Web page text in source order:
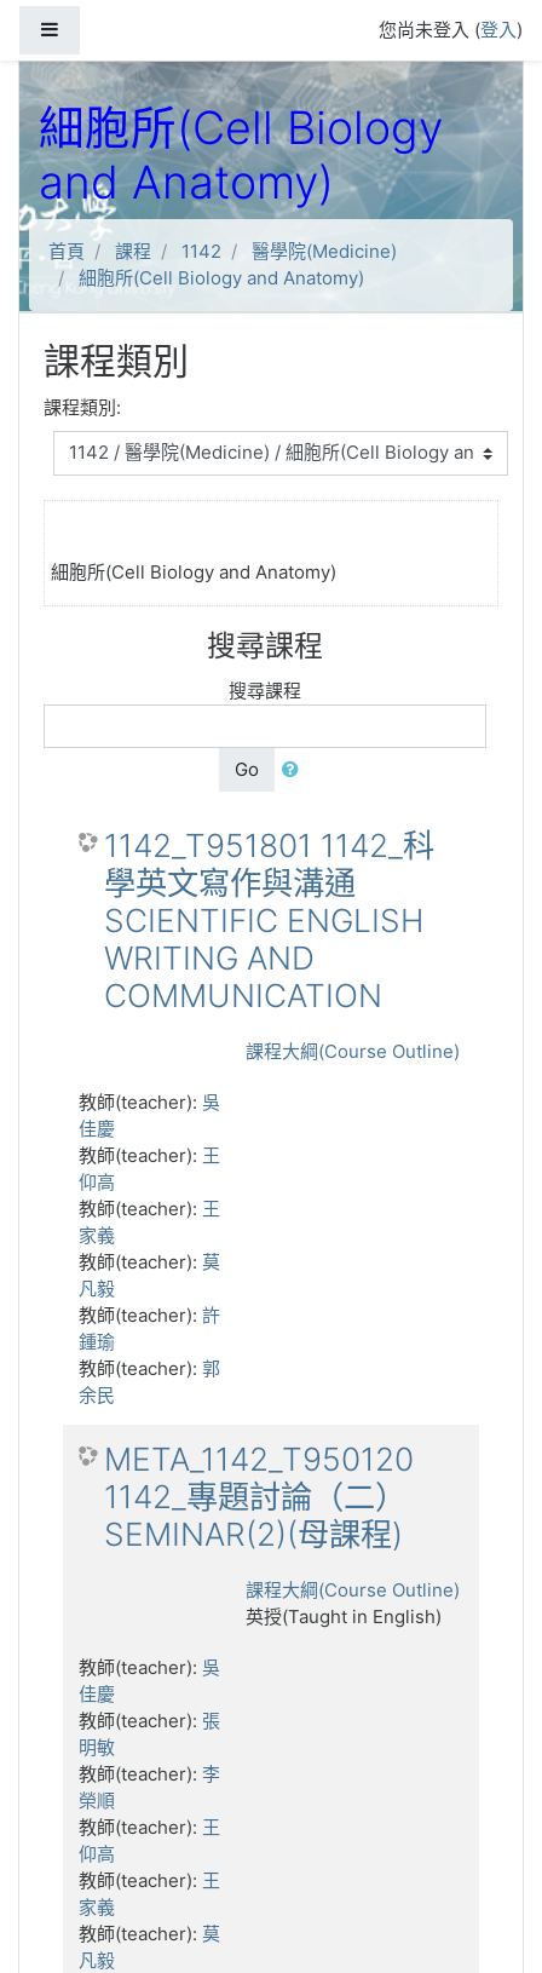
您尚未登入 (登入)
細胞所(Cell Biology
and Anatomy)
首頁 課程 1142
醫學院(Medicine)
細胞所(Cell Biology and Anatomy)
課程類別
課程類別:
細胞所(Cell Biology and Anatomy)
搜尋課程
搜尋課程
Go
1142_T951801 1142_科
學英文寫作與溝通
SCIENTIFIC ENGLISH
WRITING AND
COMMUNICATION
課程大綱(Course Outline)
教師(teacher): 吳
佳慶
教師(teacher): 王
仰高
教師(teacher): 王
家義
教師(teacher): 莫
凡毅
教師(teacher): 許
鍾瑜
教師(teacher): 郭
余民
META_1142_T950120
1142_專題討論（二）
SEMINAR(2)(母課程)
課程大綱(Course Outline)
英授(Taught in English)
教師(teacher): 吳
佳慶
教師(teacher): 張
明敏
教師(teacher): 李
榮順
教師(teacher): 王
仰高
教師(teacher): 王
家義
教師(teacher): 莫
凡毅